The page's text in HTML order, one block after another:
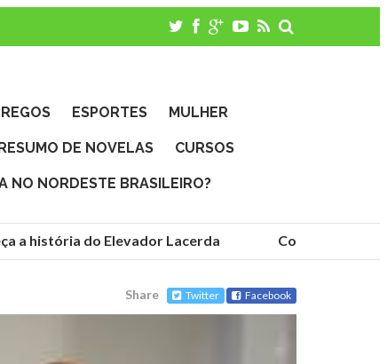
ESPORTES MULHER
DE NOVELAS CURSOS
NO NORDESTE BRASILEIRO?
a história do Elevador Lacerda Conheça as
Share Twitter Facebook